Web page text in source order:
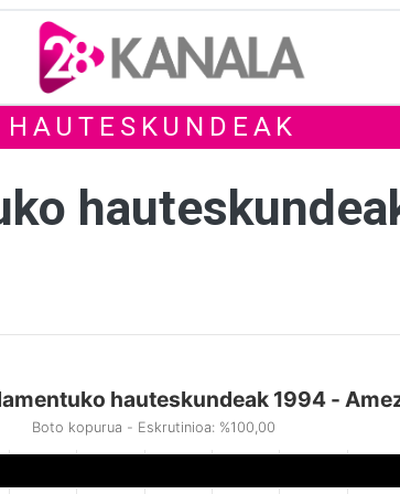
HAUTESKUNDEAK
hauteskundeak 1994 -
Boto kopurua - Eskrutinioa: %100,00